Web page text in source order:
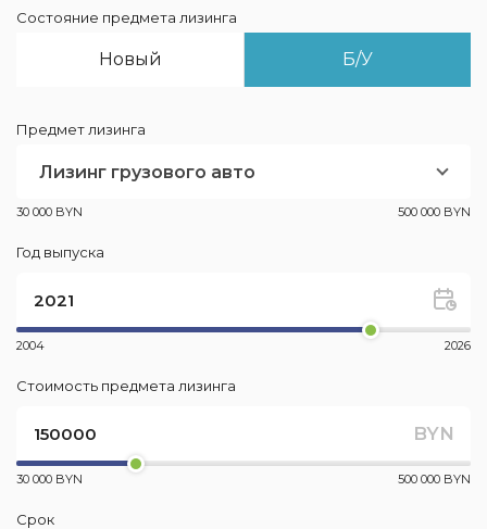
Состояние предмета лизинга
Новый Б/У
Предмет лизинга
Лизинг грузового авто
30 000 BYN 500 000 BYN
Год выпуска
2004 2026
Стоимость предмета лизинга
BYN
30 000 BYN 500 000 BYN
Срок